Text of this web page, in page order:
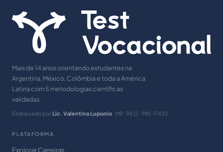
Mais de 14 anos orientando estudantes na
Argentina, México, Colômbia e toda a América
Latina com 5 metodologias científicas
validadas.
Endossado por Lic. Valentina Luponio · MP: 9612 · MN: 71432
PLATAFORMA
Explorar Carreiras